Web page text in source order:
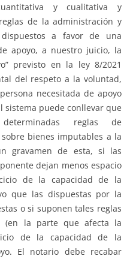
y cualitativa y
de la administración y
a favor de una
apoyo, a nuestro juicio, la
previsto en la ley 8/2021
del respeto a la voluntad,
necesitada de apoyo
sistema puede conllevar que
reglas de
bienes imputables a la
gravamen de esta, si las
dejan menos espacio
de la capacidad de la
que las dispuestas por la
o si suponen tales reglas
(en la parte que afecta la
de la capacidad de la
El notario debe recabar